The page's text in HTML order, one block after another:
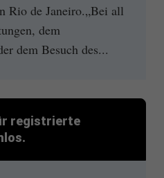
Rio de Janeiro.„Bei all
dem
dem Besuch des...
registrierte